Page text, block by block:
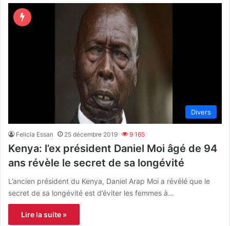
Divers
Felicia Essan 25 décembre 2019 9 165
Kenya: l’ex président Daniel Moi âgé de 94
ans révèle le secret de sa longévité
L’ancien président du Kenya, Daniel Arap Moi a révélé que le
secret de sa longévité est d’éviter les femmes à…
Lire la suite »